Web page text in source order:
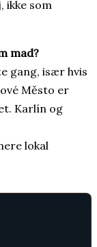
ikke som
mad?
gang, især hvis
Město er
Karlín og
lokal